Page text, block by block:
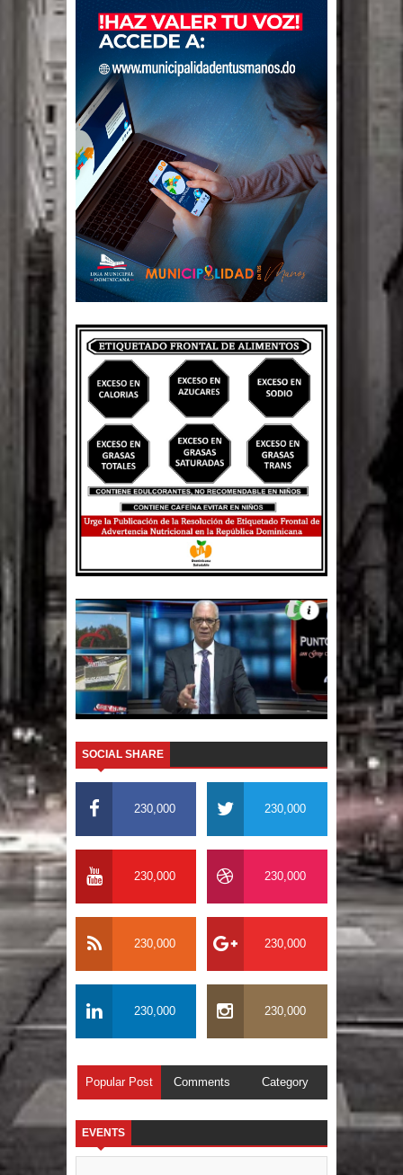
domingo una dirección de hombres
SOCIAL SHARE
230,000 230,000
230,000 230,000
230,000 230,000
230,000 230,000
Popular Post Comments Category
EVENTS